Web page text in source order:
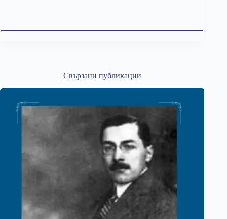
Свързани публикации